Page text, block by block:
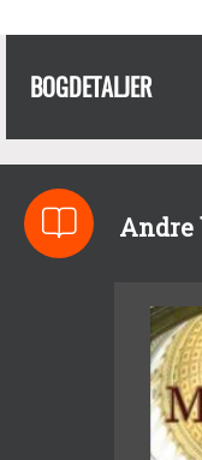
BOGDETALJER
Andre